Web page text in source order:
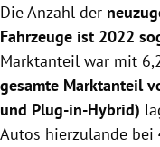
Die Anzahl der
Fahrzeuge ist 2022
Marktanteil war mit
gesamte Marktanteil
und Plug-in-Hybrid)
Autos hierzulande bei